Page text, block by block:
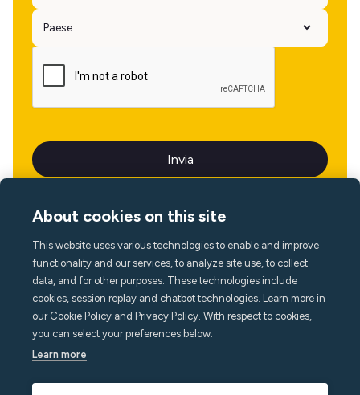
Lingua
About cookies on this site
This website uses various technologies to enable and improve
functionality and our services, to analyze site use, to collect
data, and for other purposes. These technologies include
cookies, session replay and chatbot technologies. Learn more in
our Cookie Policy and Privacy Policy. With respect to cookies,
you can select your preferences below.
Learn more